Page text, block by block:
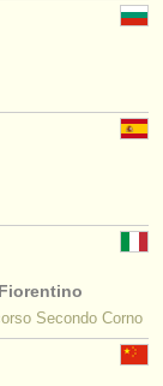
Secondo Corno